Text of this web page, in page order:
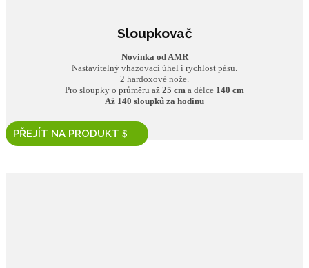
Sloupkovač
Novinka od AMR
Nastavitelný vhazovací úhel i rychlost pásu.
2 hardoxové nože.
Pro sloupky o průměru až 25 cm a délce 140 cm
Až 140 sloupků za hodinu
PŘEJÍT NA PRODUKT